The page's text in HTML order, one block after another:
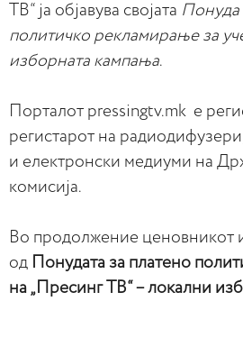
ТВ“ ја објавува својата Понуда
политичко рекламирање за
изборната кампања.
Порталот pressingtv.mk е
регистарот на
и електронски медиуми на
комисија.
Во продолжение ценовникот
од
Понудата за платено
на „Пресинг ТВ“ – локални